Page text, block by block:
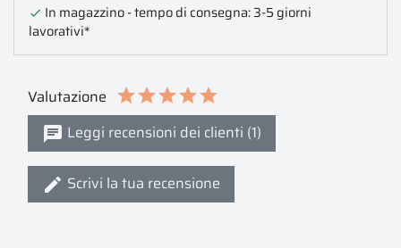
 In magazzino - tempo di consegna: 3-5 giorni
lavorativi*
Valutazione
Leggi recensioni dei clienti (1)
Scrivi la tua recensione